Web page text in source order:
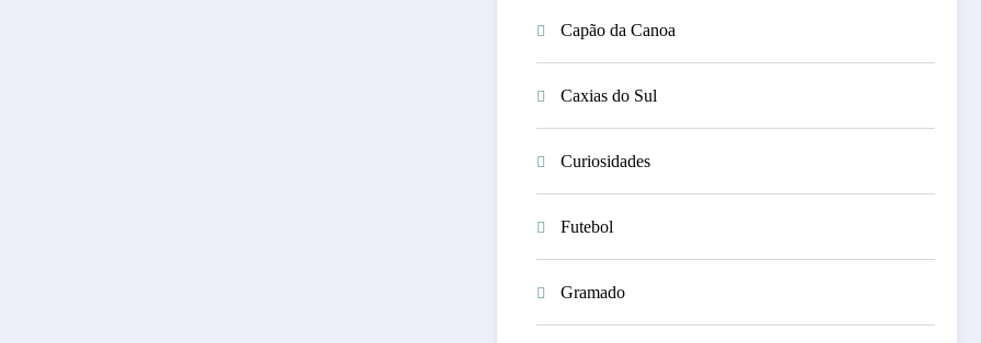
Capão da Canoa
Caxias do Sul
Curiosidades
Futebol
Gramado